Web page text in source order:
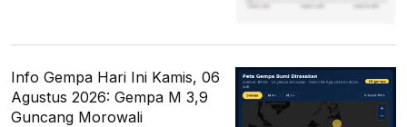
Info Gempa Hari Ini Kamis, 06
Agustus 2026: Gempa M 3,9
Guncang Morowali